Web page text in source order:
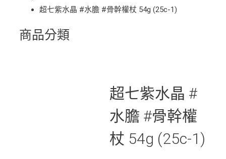
超七紫水晶 #水膽 #骨幹權杖 54g (25c-1)
商品分類
超七紫水晶 #
水膽 #骨幹權
杖 54g (25c-1)